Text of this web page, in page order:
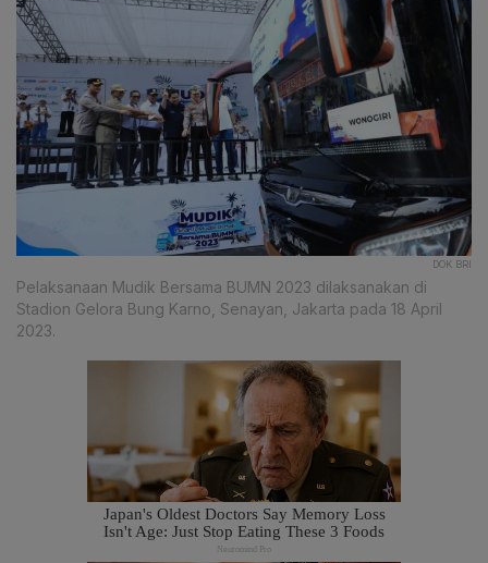
DOK BRI
Pelaksanaan Mudik Bersama BUMN 2023 dilaksanakan di
Stadion Gelora Bung Karno, Senayan, Jakarta pada 18 April
2023.